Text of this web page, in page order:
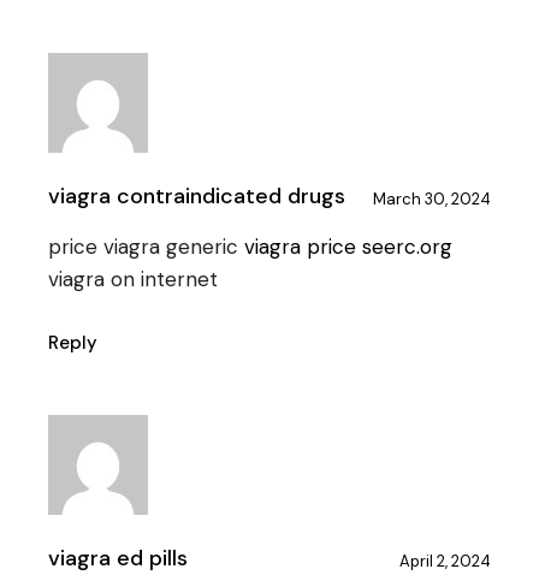
viagra contraindicated drugs March 30, 2024
price viagra generic viagra price seerc.org
viagra on internet
Reply
viagra ed pills April 2, 2024